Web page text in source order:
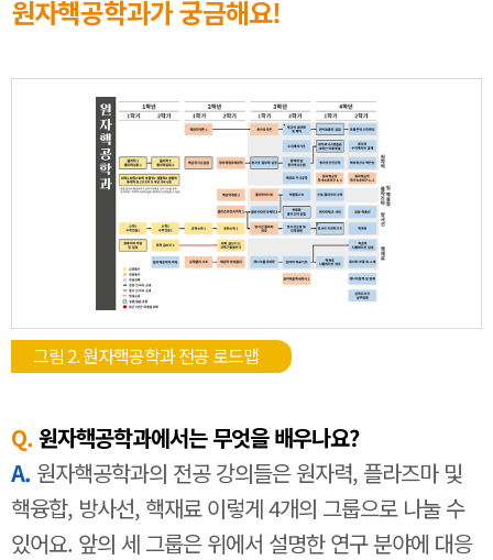
원자핵공학과가 궁금해요!
그림 2. 원자핵공학과 전공 로드맵
Q. 원자핵공학과에서는 무엇을 배우나요?
A. 원자핵공학과의 전공 강의들은 원자력, 플라즈마 및
핵융합, 방사선, 핵재료 이렇게 4개의 그룹으로 나눌 수
있어요. 앞의 세 그룹은 위에서 설명한 연구 분야에 대응